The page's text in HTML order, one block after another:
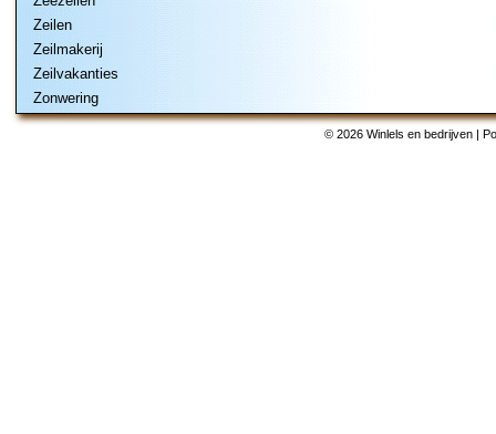
Zeilen
Zeilmakerij
Zeilvakanties
Zonwering
© 2026 Winlels en bedrijven |